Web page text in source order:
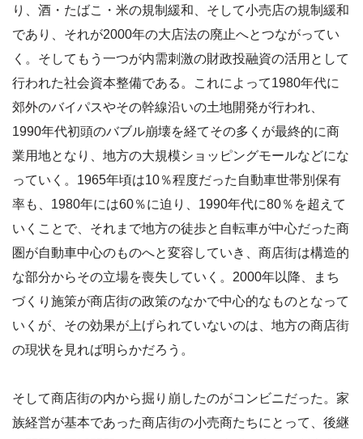
り、酒・たばこ・米の規制緩和、そして小売店の規制緩和
であり、それが2000年の大店法の廃止へとつながってい
く。そしてもう一つが内需刺激の財政投融資の活用として
行われた社会資本整備である。これによって1980年代に
郊外のバイパスやその幹線沿いの土地開発が行われ、
1990年代初頭のバブル崩壊を経てその多くが最終的に商
業用地となり、地方の大規模ショッピングモールなどにな
っていく。1965年頃は10％程度だった自動車世帯別保有
率も、1980年には60％に迫り、1990年代に80％を超えて
いくことで、それまで地方の徒歩と自転車が中心だった商
圏が自動車中心のものへと変容していき、商店街は構造的
な部分からその立場を喪失していく。2000年以降、まち
づくり施策が商店街の政策のなかで中心的なものとなって
いくが、その効果が上げられていないのは、地方の商店街
の現状を見れば明らかだろう。
そして商店街の内から掘り崩したのがコンビニだった。家
族経営が基本であった商店街の小売商たちにとって、後継